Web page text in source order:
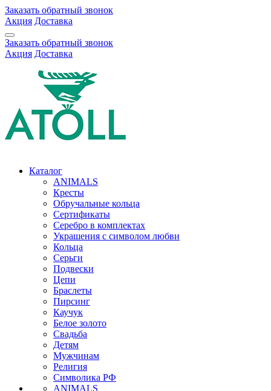
Заказать обратный звонок
Акция Доставка
Заказать обратный звонок
Акция Доставка
Каталог
ANIMALS
Кресты
Обручальные кольца
Сертификаты
Серебро в комплектах
Украшения с символом любви
Кольца
Серьги
Подвески
Цепи
Браслеты
Пирсинг
Каучук
Белое золото
Свадьба
Детям
Мужчинам
Религия
Символика РФ
ANIMALS